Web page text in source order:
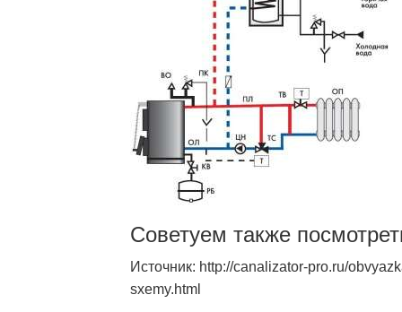
Советуем также
Источник: http://canalizator-pro.ru/
sxemy.html